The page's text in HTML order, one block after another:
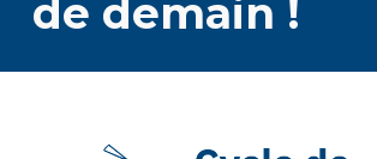
de demain !